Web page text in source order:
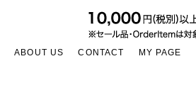
ABOUT US CONTACT MY PAGE